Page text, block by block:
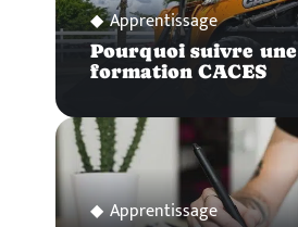
Apprentissage
Pourquoi suivre une
formation CACES
Apprentissage